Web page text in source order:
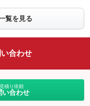
覧を見る
合わせ
積り依頼
い合わせ